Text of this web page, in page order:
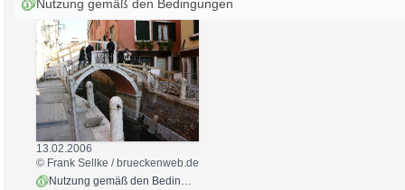
Nutzung gemäß den Bedingungen
13.02.2006
© Frank Sellke / brueckenweb.de